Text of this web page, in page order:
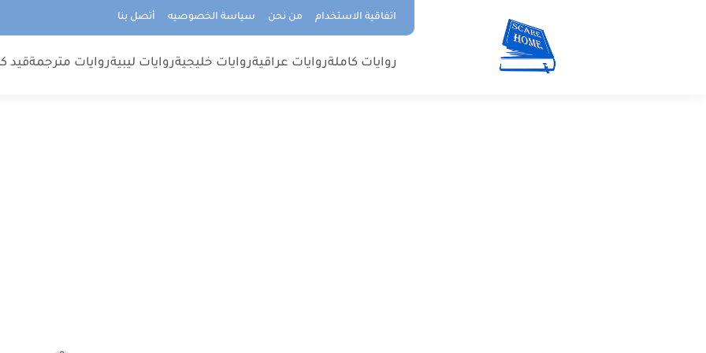
اتفاقية الاستخدام من نحن سياسة الخصوصيه أتصل بنا
روايات كاملةروايات عراقيةروايات خليجيةروايات ليبيةروايات مترجمةقيد